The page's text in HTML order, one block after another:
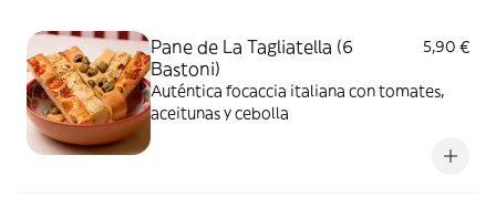
Pane de La Tagliatella (6
Bastoni)
5,90 €
Auténtica focaccia italiana con tomates,
aceitunas y cebolla